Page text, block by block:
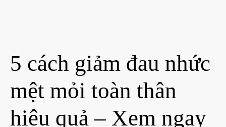
5 cách giảm đau nhức
mệt mỏi toàn thân
hiệu quả – Xem ngay